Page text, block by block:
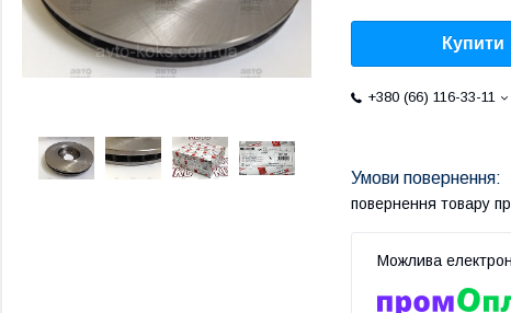
Купити
+380 (66) 116-33-11
повернення товару